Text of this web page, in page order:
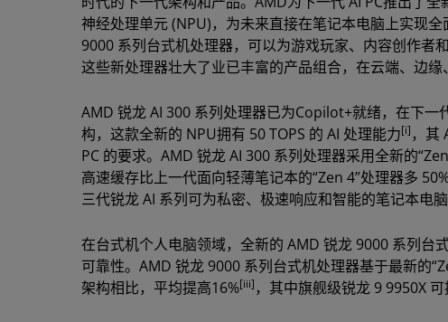
神经处理单元 (NPU)，为未来直接在笔记本电脑上实现
9000 系列台式机处理器，可以为游戏玩家、内容创作者
这些新处理器壮大了业已丰富的产品组合，在云端、边缘
AMD 锐龙 AI 300 系列处理器已为Copilot+就绪，在下一
构，这款全新的 NPU拥有 50 TOPS 的 AI 处理能力[i] ，其
PC 的要求。AMD 锐龙 AI 300 系列处理器采用全新的
高速缓存比上一代面向轻薄笔记本的“Zen 4”处理器多
三代锐龙 AI 系列可为私密、极速响应和智能的笔记本电
在台式机个人电脑领域，全新的 AMD 锐龙 9000 系列台
可靠性。AMD 锐龙 9000 系列台式机处理器基于最新的
架构相比，平均提高16%[iii] ，其中旗舰级锐龙 9 9950X